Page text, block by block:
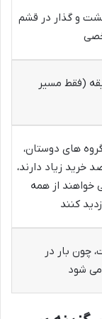
و گذار در قشم
۳۰ دقیقه (فقط مسیر
های دوستان،
خرید زیاد دارند،
خواهند از همه
کنند
چون بار در
شود